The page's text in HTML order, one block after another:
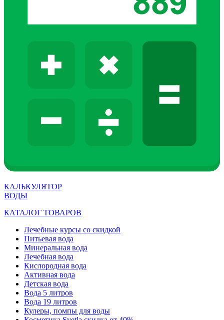
КАЛЬКУЛЯТОР
ВОДЫ
КАТАЛОГ ТОВАРОВ
Лечебные курсы со скидкой
Питьевая вода
Минеральная вода
Лечебная вода
Кислородная вода
Активная вода
Детская вода
Вода 5 литров
Вода 19 литров
Кулеры, помпы для воды